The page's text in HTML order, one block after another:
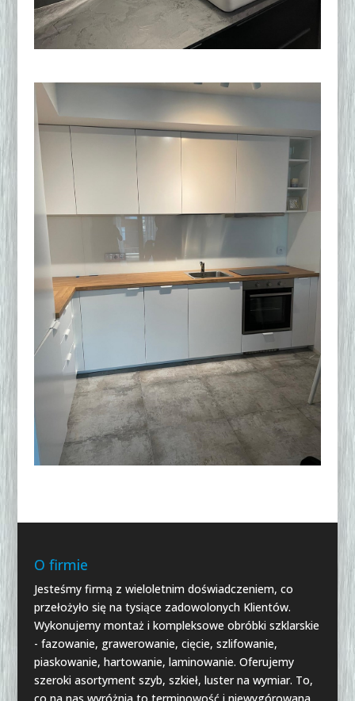
O firmie
Jesteśmy firmą z wieloletnim doświadczeniem, co
przełożyło się na tysiące zadowolonych Klientów.
Wykonujemy montaż i kompleksowe obróbki szklarskie
- fazowanie, grawerowanie, cięcie, szlifowanie,
piaskowanie, hartowanie, laminowanie. Oferujemy
szeroki asortyment szyb, szkieł, luster na wymiar. To,
co na nas wyróżnia to terminowość i niewygórowana